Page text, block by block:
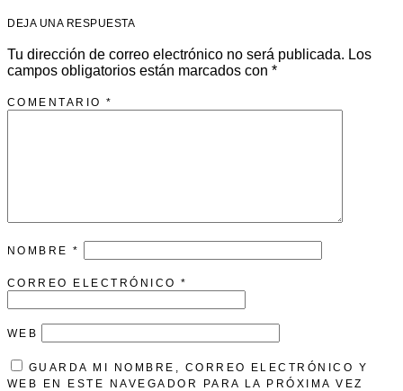
DEJA UNA RESPUESTA
Tu dirección de correo electrónico no será publicada. Los
campos obligatorios están marcados con *
COMENTARIO*
NOMBRE*
CORREO ELECTRÓNICO*
WEB
GUARDA MI NOMBRE, CORREO ELECTRÓNICO Y
WEB EN ESTE NAVEGADOR PARA LA PRÓXIMA VEZ